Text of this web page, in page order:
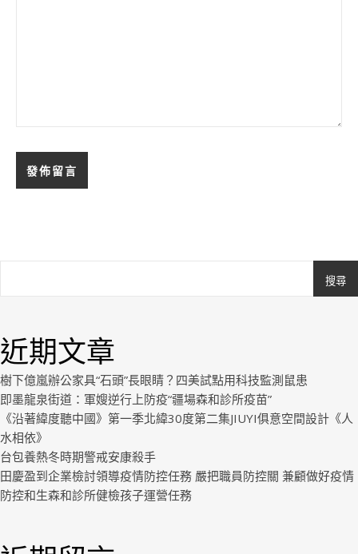
搜尋
近期文章
樹下億嵐辦公家具“石頭”長眼睛？四美試點用科技監測鼠患
即墨龍泉街道：軍嫂逆行上防疫“疆場森和診所疫苗”
《沿著緯度聽中國》第一季北緯30度第二集JIUYI俱意空間設計《人
水相依》
台包養熱冬時期警戒安康殺手
田慶盈到企業檢討領導疫情防控任務 嚴把職員防控關 兼顧做好疫情
防控和生森和診所健檢孩子運營任務
Royal.